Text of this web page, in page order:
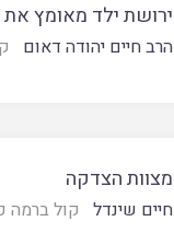
ירושת ילד מאומץ
הרב חיים יהודה דאום
מצוות הצדקה
חיים שינדל קול ברמה